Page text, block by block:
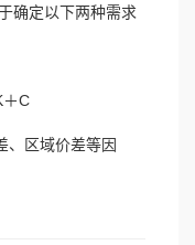
确定以下两种需求
＋C
、区域价差等因